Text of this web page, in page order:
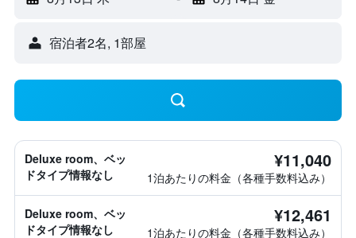
宿泊者2名, 1​部屋
Deluxe room、ベッ
ドタイプ情報なし
¥11,040
1泊あたりの料金（各種手数料込み）
Deluxe room、ベッ
ドタイプ情報なし
¥12,461
1泊あたりの料金（各種手数料込み）